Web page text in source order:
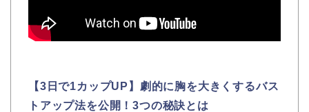
【3日で1カップUP】劇的に胸を大きくするバス
トアップ法を公開！3つの秘訣とは